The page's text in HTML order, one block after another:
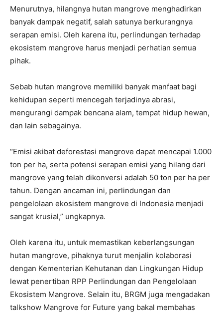
Menurutnya, hilangnya hutan mangrove menghadirkan
banyak dampak negatif, salah satunya berkurangnya
serapan emisi. Oleh karena itu, perlindungan terhadap
ekosistem mangrove harus menjadi perhatian semua
pihak.
Sebab hutan mangrove memiliki banyak manfaat bagi
kehidupan seperti mencegah terjadinya abrasi,
mengurangi dampak bencana alam, tempat hidup hewan,
dan lain sebagainya.
“Emisi akibat deforestasi mangrove dapat mencapai 1.000
ton per ha, serta potensi serapan emisi yang hilang dari
mangrove yang telah dikonversi adalah 50 ton per ha per
tahun. Dengan ancaman ini, perlindungan dan
pengelolaan ekosistem mangrove di Indonesia menjadi
sangat krusial,” ungkapnya.
Oleh karena itu, untuk memastikan keberlangsungan
hutan mangrove, pihaknya turut menjalin kolaborasi
dengan Kementerian Kehutanan dan Lingkungan Hidup
lewat penertiban RPP Perlindungan dan Pengelolaan
Ekosistem Mangrove. Selain itu, BRGM juga mengadakan
talkshow Mangrove for Future yang bakal membahas